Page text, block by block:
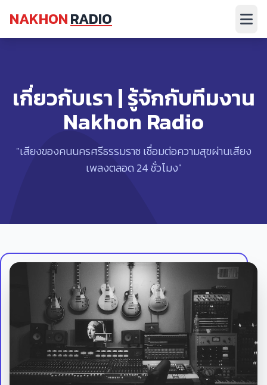
NAKHONRADIO
เกี่ยวกับเรา | รู้จักกับทีมงาน
Nakhon Radio
"เสียงของคนนครศรีธรรมราช เชื่อมต่อความสุขผ่านเสียง
เพลงตลอด 24 ชั่วโมง"